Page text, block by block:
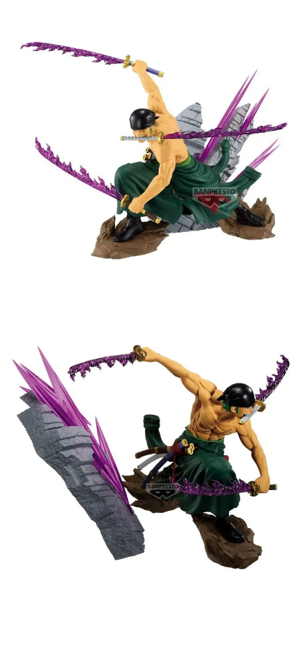
預購-宅配(舊)
每筆NT$120，滿NT$3,000(含以上)免運費
每筆NT$160，滿NT$3,000(含以上)免運費
東海門市自取，需自備購物袋取貨唷。
免運費